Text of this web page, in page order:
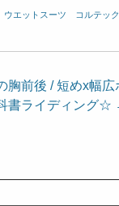
ウエットスーツ
コルテック
胸前後 / 短めx幅広
書ライディング☆